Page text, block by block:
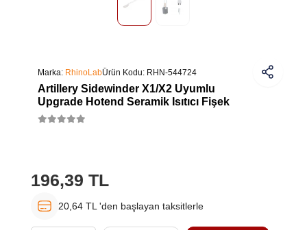
Marka: RhinoLabÜrün Kodu: RHN-544724
Artillery Sidewinder X1/X2 Uyumlu
Upgrade Hotend Seramik Isıtıcı Fişek
196,39 TL
20,64 TL 'den başlayan taksitlerle